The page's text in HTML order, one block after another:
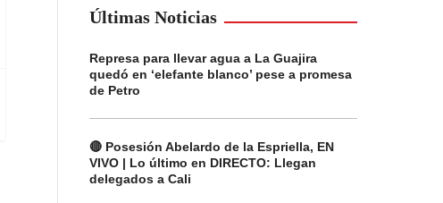
Últimas Noticias
Represa para llevar agua a La Guajira
quedó en ‘elefante blanco’ pese a promesa
de Petro
🔴 Posesión Abelardo de la Espriella, EN
VIVO | Lo último en DIRECTO: Llegan
delegados a Cali